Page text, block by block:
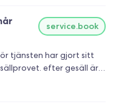
service.book
tjänsten har gjort sitt
efter gesäll är
på alla